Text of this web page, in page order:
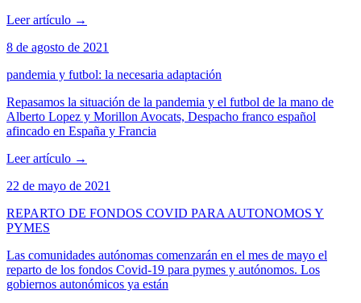
Leer artículo →
8 de agosto de 2021
pandemia y futbol: la necesaria adaptación
Repasamos la situación de la pandemia y el futbol de la mano de
Alberto Lopez y Morillon Avocats, Despacho franco español
afincado en España y Francia
Leer artículo →
22 de mayo de 2021
REPARTO DE FONDOS COVID PARA AUTONOMOS Y
PYMES
Las comunidades autónomas comenzarán en el mes de mayo el
reparto de los fondos Covid-19 para pymes y autónomos. Los
gobiernos autonómicos ya están